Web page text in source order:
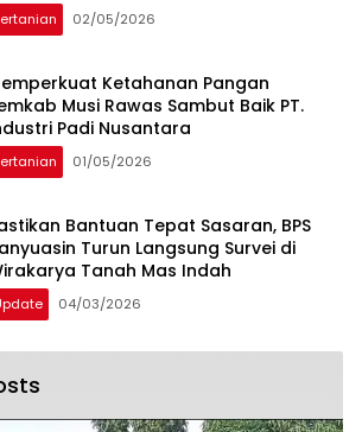
02/05/2026
Ketahanan Pangan
Musi Rawas Sambut Baik PT.
Padi Nusantara
01/05/2026
Bantuan Tepat Sasaran, BPS
Turun Langsung Survei di
Tanah Mas Indah
04/03/2026